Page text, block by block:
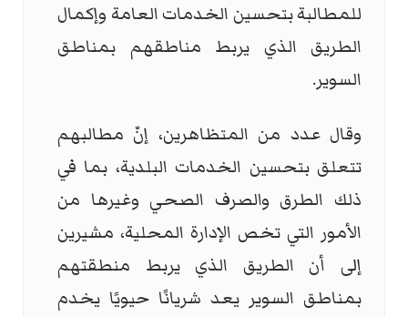
للمطالبة بتحسين الخدمات العامة وإكمال
الطريق الذي يربط مناطقهم بمناطق
السوير.
وقال عدد من المتظاهرين، إنّ مطالبهم
تتعلق بتحسين الخدمات البلدية، بما في
ذلك الطرق والصرف الصحي وغيرها من
الأمور التي تخص الإدارة المحلية، مشيرين
إلى أن الطريق الذي يربط منطقتهم
بمناطق السوير يعد شريانًا حيويًا يخدم